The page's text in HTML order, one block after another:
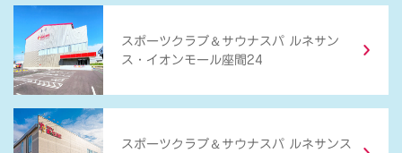
スポーツクラブ ＆ サウナスパ ルネサン
ス・イオンモール座間24
スポーツクラブ ＆ サウナスパ ルネサンス